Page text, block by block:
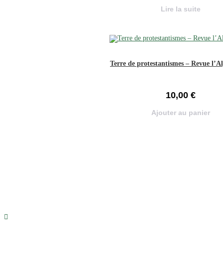
Lire la suite
Terre de protestantismes – Revue
10,00 €
Ajouter au panier